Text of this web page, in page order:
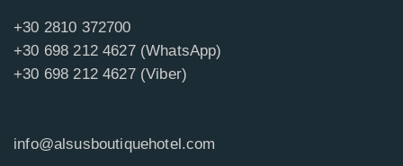
+30 2810 372700
+30 698 212 4627 (WhatsApp)
+30 698 212 4627 (Viber)
info@alsusboutiquehotel.com